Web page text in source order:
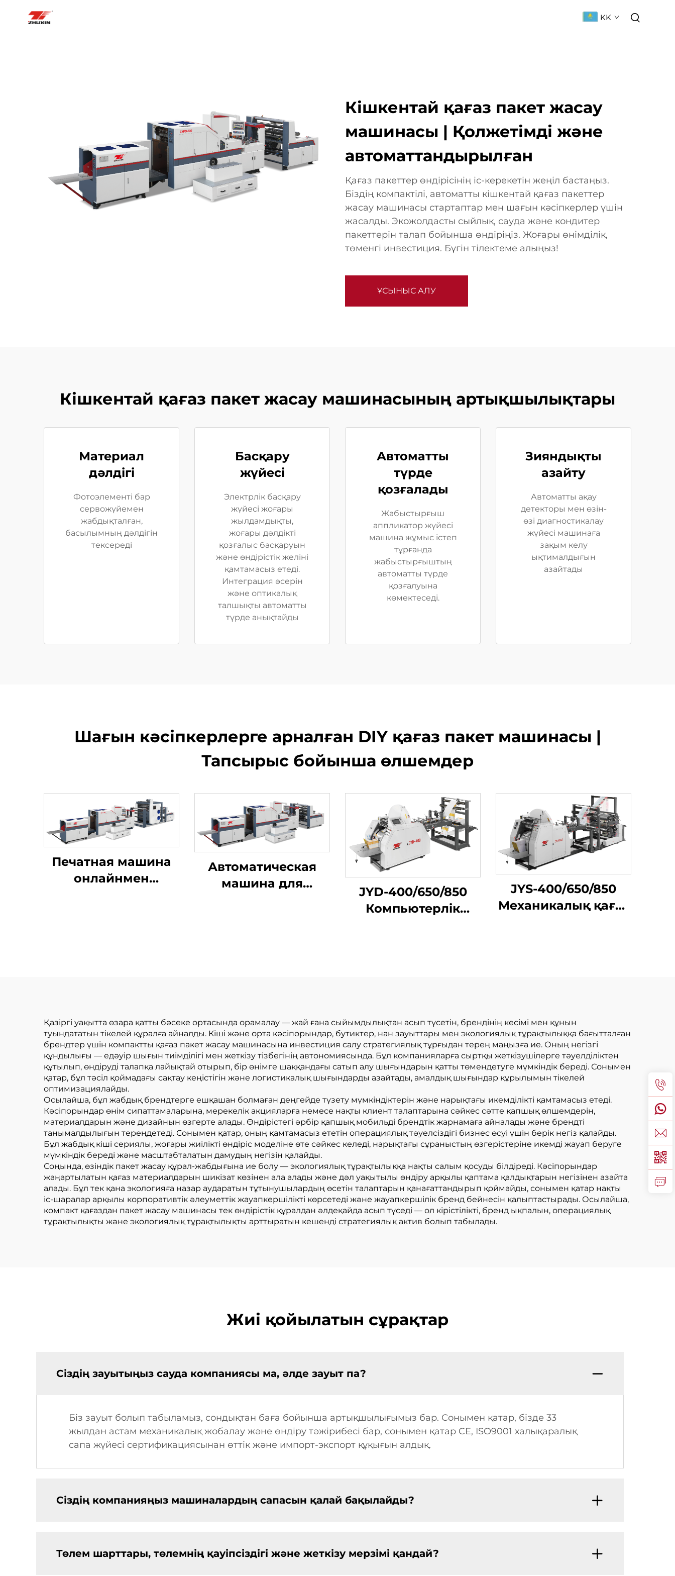
KK
Кішкентай қағаз пакет жасау
машинасы | Қолжетімді және
автоматтандырылған
Қағаз пакеттер өндірісінің іс-керекетін жеңіл бастаңыз.
Біздің компактілі, автоматты кішкентай қағаз пакеттер
жасау машинасы стартаптар мен шағын кәсіпкерлер үшін
жасалды. Экожолдасты сыйлық, сауда және кондитер
пакеттерін талап бойынша өндіріңіз. Жоғары өнімділік,
төменгі инвестиция. Бүгін тілектеме алыңыз!
ҰСЫНЫС АЛУ
Кішкентай қағаз пакет жасау машинасының артықшылықтары
Материал
дәлдігі
Фотоэлементі бар
сервожүйемен
жабдықталған,
басылымның дәлдігін
тексереді
Басқару
жүйесі
Электрлік басқару
жүйесі жоғары
жылдамдықты,
жоғары дәлдікті
қозғалыс басқаруын
және өндірістік желіні
қамтамасыз етеді.
Интеграция әсерін
және оптикалық
талшықты автоматты
түрде анықтайды
Автоматты
түрде
қозғалады
Жабыстырғыш
аппликатор жүйесі
машина жұмыс істеп
тұрғанда
жабыстырғыштың
автоматты түрде
қозғалуына
көмектеседі.
Зияндықты
азайту
Автоматты ақау
детекторы мен өзін-
өзі диагностикалау
жүйесі машинаға
зақым келу
ықтималдығын
азайтады
Шағын кәсіпкерлерге арналған DIY қағаз пакет машинасы |
Тапсырыс бойынша өлшемдер
Печатная машина
онлайнмен
Автоматическая
машина для
JYD-400/650/850
Компьютерлік
JYS-400/650/850
Механикалық қағаз
Қазіргі уақытта өзара қатты бәсеке ортасында орамалау — жай ғана сыйымдылықтан асып түсетін, брендінің кесімі мен құнын
туындататын тікелей құралға айналды. Кіші және орта кәсіпорындар, бутиктер, нан зауыттары мен экологиялық тұрақтылыққа бағытталған
брендтер үшін компактты қағаз пакет жасау машинасына инвестиция салу стратегиялық тұрғыдан терең маңызға ие. Оның негізгі
құндылығы — едәуір шығын тиімділігі мен жеткізу тізбегінің автономиясында. Бұл компанияларға сыртқы жеткізушілерге тәуелділіктен
құтылып, өндіруді талапқа лайықтай отырып, бір өнімге шаққандағы сатып алу шығындарын қатты төмендетуге мүмкіндік береді. Сонымен
қатар, бұл тәсіл қоймадағы сақтау кеңістігін және логистикалық шығындарды азайтады, амалдық шығындар құрылымын тікелей
оптимизациялайды.
Осылайша, бұл жабдық брендтерге ешқашан болмаған деңгейде түзету мүмкіндіктерін және нарықтағы икемділікті қамтамасыз етеді.
Кәсіпорындар өнім сипаттамаларына, мерекелік акцияларға немесе нақты клиент талаптарына сәйкес сәтте қапшық өлшемдерін,
материалдарын және дизайнын өзгерте алады. Өндірістегі әрбір қапшық мобильді брендтік жарнамаға айналады және брендті
танымалдылығын тереңдетеді. Сонымен қатар, оның қамтамасыз ететін операциялық тәуелсіздігі бизнес өсуі үшін берік негіз қалайды.
Бұл жабдық кіші сериялы, жоғары жиілікті өндіріс моделіне өте сәйкес келеді, нарықтағы сұраныстың өзгерістеріне икемді жауап беруге
мүмкіндік береді және масштабталатын дамудың негізін қалайды.
Соңында, өзіндік пакет жасау құрал-жабдығына ие болу — экологиялық тұрақтылыққа нақты салым қосуды білдіреді. Кәсіпорындар
жаңартылатын қағаз материалдарын шикізат көзінен ала алады және дәл уақытылы өндіру арқылы қаптама қалдықтарын негізінен азайта
алады. Бұл тек қана экологияға назар аударатын тұтынушылардың өсетін талаптарын қанағаттандырып қоймайды, сонымен қатар нақты
іс-шаралар арқылы корпоративтік әлеуметтік жауапкершілікті көрсетеді және жауапкершілік бренд бейнесін қалыптастырады. Осылайша,
компакт қағаздан пакет жасау машинасы тек өндірістік құралдан әлдеқайда асып түседі — ол кірістілікті, бренд ықпалын, операциялық
тұрақтылықты және экологиялық тұрақтылықты арттыратын кешенді стратегиялық актив болып табылады.
Жиі қойылатын сұрақтар
Сіздің зауытыңыз сауда компаниясы ма, әлде зауыт па?
Біз зауыт болып табыламыз, сондықтан баға бойынша артықшылығымыз бар. Сонымен қатар, бізде 33
жылдан астам механикалық жобалау және өндіру тәжірибесі бар, сонымен қатар CE, ISO9001 халықаралық
сапа жүйесі сертификациясынан өттік және импорт-экспорт құқығын алдық.
Сіздің компанияңыз машиналардың сапасын қалай бақылайды?
Төлем шарттары, төлемнің қауіпсіздігі және жеткізу мерзімі қандай?